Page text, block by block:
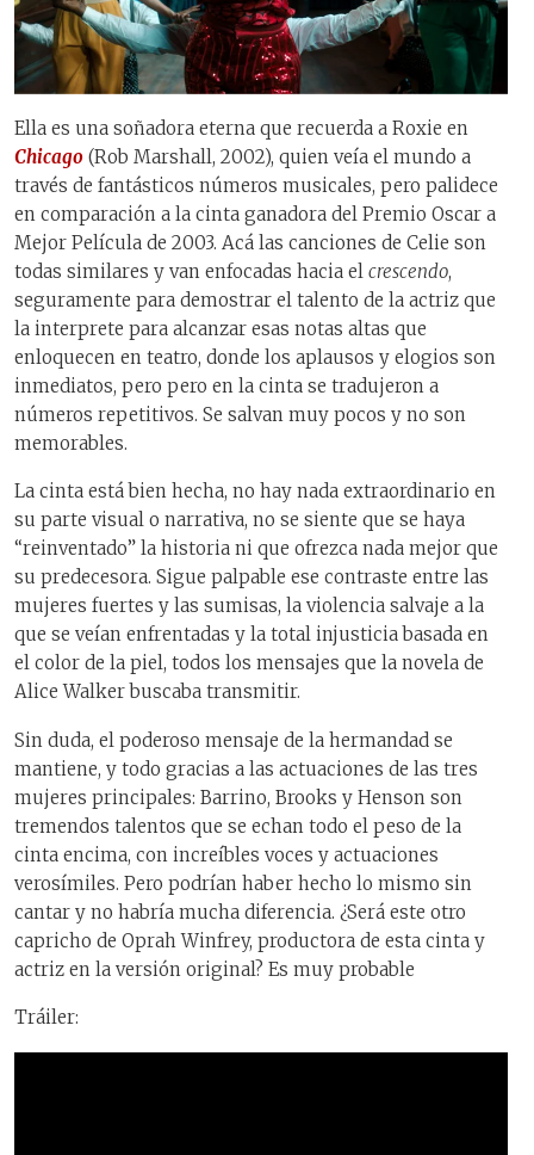
Ella es una soñadora eterna que recuerda a Roxie en
Chicago (Rob Marshall, 2002), quien veía el mundo a
través de fantásticos números musicales, pero palidece
en comparación a la cinta ganadora del Premio Oscar a
Mejor Película de 2003. Acá las canciones de Celie son
todas similares y van enfocadas hacia el crescendo,
seguramente para demostrar el talento de la actriz que
la interprete para alcanzar esas notas altas que
enloquecen en teatro, donde los aplausos y elogios son
inmediatos, pero pero en la cinta se tradujeron a
números repetitivos. Se salvan muy pocos y no son
memorables.
La cinta está bien hecha, no hay nada extraordinario en
su parte visual o narrativa, no se siente que se haya
“reinventado” la historia ni que ofrezca nada mejor que
su predecesora. Sigue palpable ese contraste entre las
mujeres fuertes y las sumisas, la violencia salvaje a la
que se veían enfrentadas y la total injusticia basada en
el color de la piel, todos los mensajes que la novela de
Alice Walker buscaba transmitir.
Sin duda, el poderoso mensaje de la hermandad se
mantiene, y todo gracias a las actuaciones de las tres
mujeres principales: Barrino, Brooks y Henson son
tremendos talentos que se echan todo el peso de la
cinta encima, con increíbles voces y actuaciones
verosímiles. Pero podrían haber hecho lo mismo sin
cantar y no habría mucha diferencia. ¿Será este otro
capricho de Oprah Winfrey, productora de esta cinta y
actriz en la versión original? Es muy probable
Tráiler: